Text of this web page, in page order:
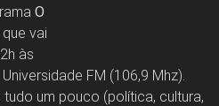
O
que vai
às
FM (106,9 Mhz).
um pouco (política, cultura,